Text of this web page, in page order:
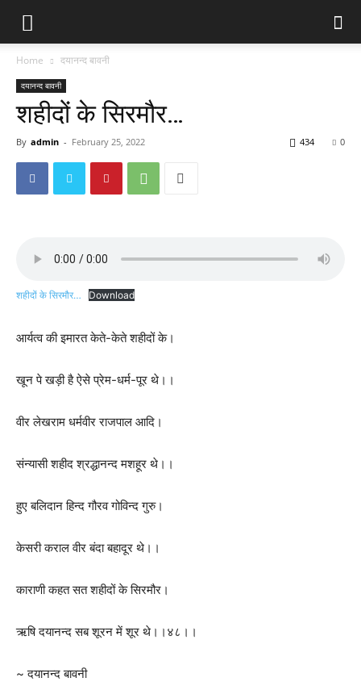
Home दयानन्द बावनी
दयानन्द बावनी
शहीदों के सिरमौर…
By admin - February 25, 2022 0
434
शहीदों के सिरमौर… Download
आर्यत्व की इमारत केते-केते शहीदों के।
खून पे खड़ी है ऐसे प्रेम-धर्म-पूर थे।।
वीर लेखराम धर्मवीर राजपाल आदि।
संन्यासी शहीद श्रद्धानन्द मशहूर थे।।
हुए बलिदान हिन्द गौरव गोविन्द गुरु।
केसरी कराल वीर बंदा बहादूर थे।।
काराणी कहत सत शहीदों के सिरमौर।
ऋषि दयानन्द सब शूरन में शूर थे।।४८।।
~ दयानन्द बावनी